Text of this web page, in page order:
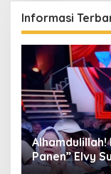
Informasi
Panen” Elvy